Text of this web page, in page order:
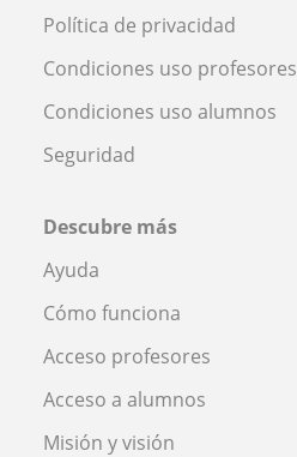
Política de privacidad
Condiciones uso profesores
Condiciones uso alumnos
Seguridad
Descubre más
Ayuda
Cómo funciona
Acceso profesores
Acceso a alumnos
Misión y visión